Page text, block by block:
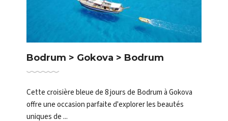
Bodrum > Gokova > Bodrum
Cette croisière bleue de 8 jours de Bodrum à Gokova
offre une occasion parfaite d'explorer les beautés
uniques de ...